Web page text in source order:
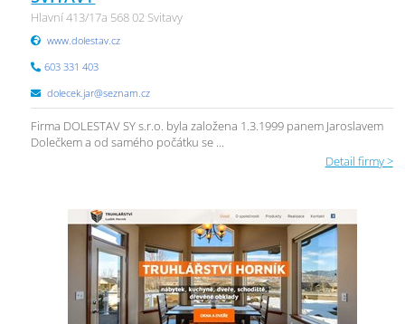
Hlavní 413/17a 568 02 Svitavy
www.dolestav.cz
603 331 403
dolecek.jar@seznam.cz
Firma DOLESTAV SY s.r.o. byla založena 1.3.1999 panem Jaroslavem
Dolečkem a od samého počátku se ...
Detail firmy >